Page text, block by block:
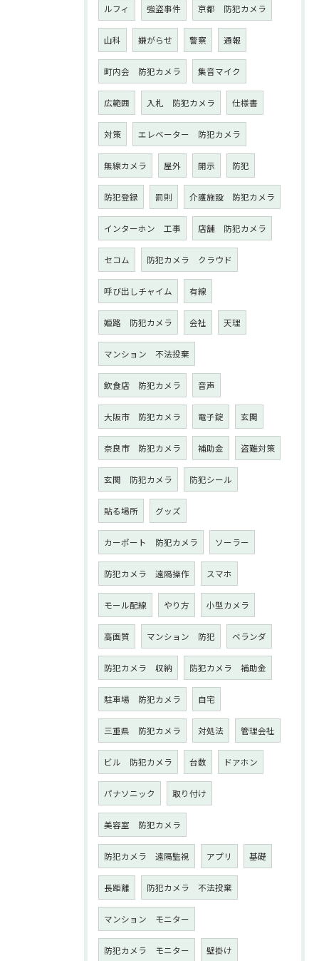
ルフィ 強盗事件 京都 防犯カメラ
山科 嫌がらせ 警察 通報
町内会 防犯カメラ 集音マイク
広範囲 入札 防犯カメラ 仕様書
対策 エレベーター 防犯カメラ
無線カメラ 屋外 開示 防犯
防犯登録 罰則 介護施設 防犯カメラ
インターホン 工事 店舗 防犯カメラ
セコム 防犯カメラ クラウド
呼び出しチャイム 有線
姫路 防犯カメラ 会社 天理
マンション 不法投棄
飲食店 防犯カメラ 音声
大阪市 防犯カメラ 電子錠 玄関
奈良市 防犯カメラ 補助金 盗難対策
玄関 防犯カメラ 防犯シール
貼る場所 グッズ
カーポート 防犯カメラ ソーラー
防犯カメラ 遠隔操作 スマホ
モール配線 やり方 小型カメラ
高画質 マンション 防犯 ベランダ
防犯カメラ 収納 防犯カメラ 補助金
駐車場 防犯カメラ 自宅
三重県 防犯カメラ 対処法 管理会社
ビル 防犯カメラ 台数 ドアホン
パナソニック 取り付け
美容室 防犯カメラ
防犯カメラ 遠隔監視 アプリ 基礎
長距離 防犯カメラ 不法投棄
マンション モニター
防犯カメラ モニター 壁掛け